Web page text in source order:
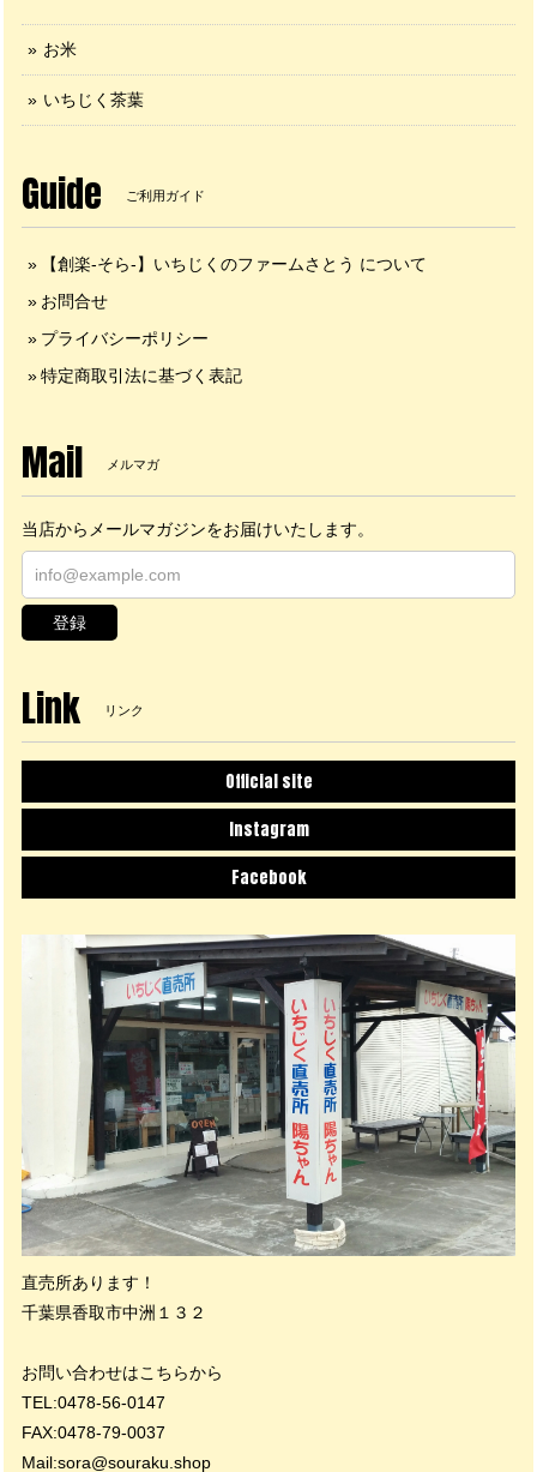
お米
いちじく茶葉
Guide ご利用ガイド
【創楽-そら-】いちじくのファームさとう について
お問合せ
プライバシーポリシー
特定商取引法に基づく表記
Mail メルマガ
当店からメールマガジンをお届けいたします。
登録
Link リンク
Official site
Instagram
Facebook
直売所あります！
千葉県香取市中洲１３２
お問い合わせはこちらから
TEL:0478-56-0147
FAX:0478-79-0037
Mail:sora@souraku.shop